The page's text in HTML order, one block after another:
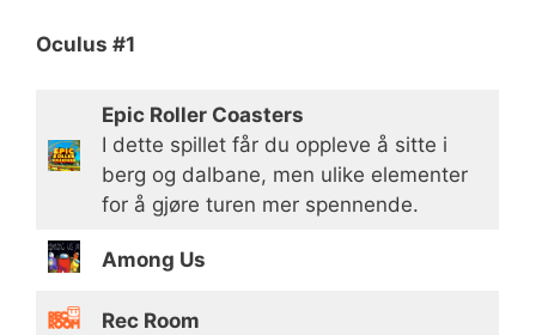
Oculus #1
Epic Roller Coasters
I dette spillet får du oppleve å sitte i
berg og dalbane, men ulike elementer
for å gjøre turen mer spennende.
Among Us
Rec Room